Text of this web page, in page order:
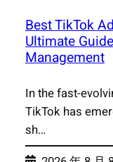
Best TikTok
Ultimate
Management
In the fast-
TikTok has
sh…